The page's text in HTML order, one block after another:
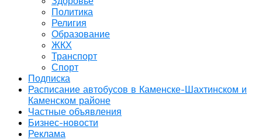
Политика
Религия
Образование
ЖКХ
Транспорт
Спорт
Подписка
Расписание автобусов в Каменске-Шахтинском и
Каменском районе
Частные объявления
Бизнес-новости
Реклама